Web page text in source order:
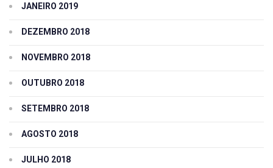
JANEIRO 2019
DEZEMBRO 2018
NOVEMBRO 2018
OUTUBRO 2018
SETEMBRO 2018
AGOSTO 2018
JULHO 2018